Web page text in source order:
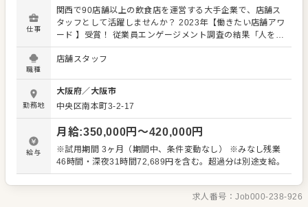
仕事
関西で90店舗以上の飲食店を運営する大手企業で、店舗ス
タッフとして活躍しませんか？ 2023年【働きたい店舗アワ
ード 】受賞！ 従業員エンゲージメント調査の結果「人を大
切にする企業」として表彰されました。 安定性抜群。あな
たの接客・調理経験を活かし、お客様に最高の時間を提供
ンを覚えることからスタート。レギュラーメニューに加
え、季節の限定メニューも提供するため、幅広いスキルを
習得できます。 開店・閉店準備、接客全般（ご案内、オー
ダー、レジ対応、ドリンク作りなど）、簡単な調理や仕込
み、仕入れ・在庫管理、まかない作り、アルバイトスタッ
フの教育など、多岐にわたる業務をお任せします。オペレ
ーション改善のアイデアも大歓迎です。 スキルに合わせた
験が浅い方も安心して成長できる環境です。将来的には、
店長や料理長、SVといった本部職へのキャリアアップも目
職種
店舗スタッフ
勤務地
大阪府／ 大阪市
中央区南本町3-2-17
給与
月給:350,000円〜420,000円
※試用期間 3ヶ月（期間中、条件変動なし） ※みなし残業
46時間・深夜31時間72,689円を含む。超過分は別途支給。
求人番号：Job000-238-926